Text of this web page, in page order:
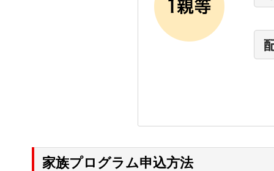
家族プログラム申込方法